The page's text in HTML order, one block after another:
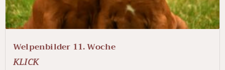
Welpenbilder 11. Woche
KLICK